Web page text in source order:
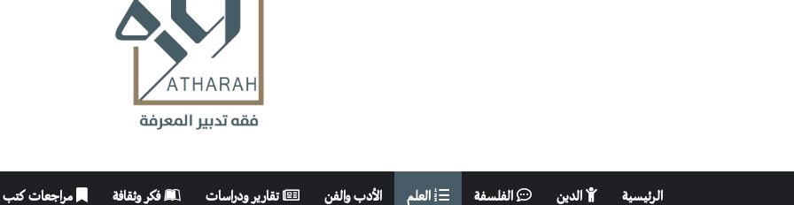
الرئيسية الدين الفلسفة العلم الأدب والفن تقارير ودراسات فكر وثقافة مراجعات كتب